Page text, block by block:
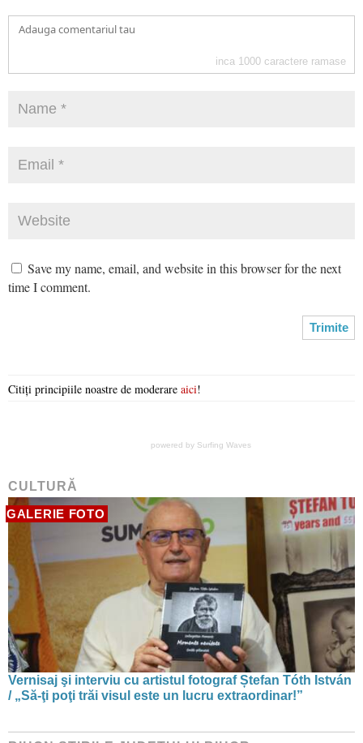
inca 1000 caractere ramase
Save my name, email, and website in this browser for the next
time I comment.
Citiți principiile noastre de moderare aici!
powered by Surfing Waves
CULTURĂ
GALERIE FOTO
Vernisaj şi interviu cu artistul fotograf Ștefan Tóth István
/ „Să-ţi poţi trăi visul este un lucru extraordinar!”